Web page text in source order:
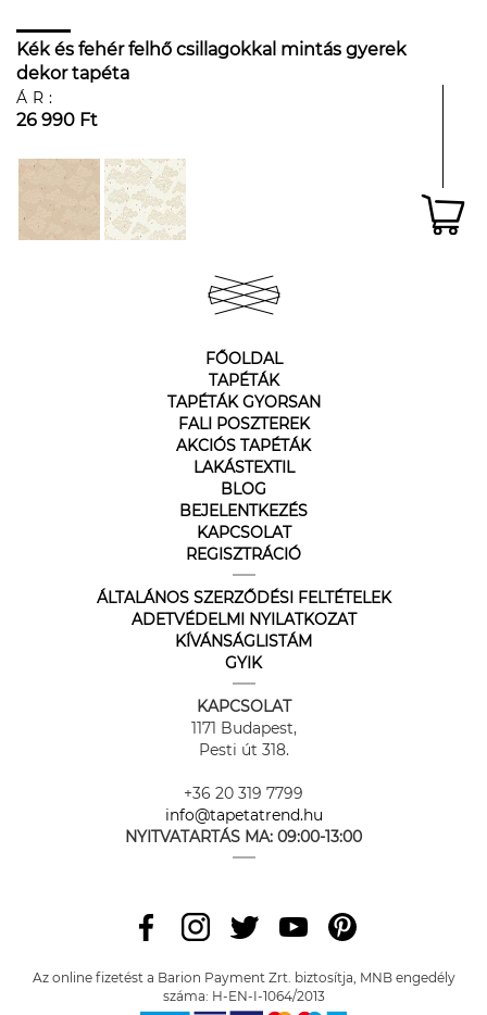
Kék és fehér felhő csillagokkal mintás gyerek
dekor tapéta
ÁR:
26 990 Ft
FŐOLDAL
TAPÉTÁK
TAPÉTÁK GYORSAN
FALI POSZTEREK
AKCIÓS TAPÉTÁK
LAKÁSTEXTIL
BLOG
BEJELENTKEZÉS
KAPCSOLAT
REGISZTRÁCIÓ
ÁLTALÁNOS SZERZŐDÉSI FELTÉTELEK
ADETVÉDELMI NYILATKOZAT
KÍVÁNSÁGLISTÁM
GYIK
KAPCSOLAT
1171 Budapest,
Pesti út 318.
+36 20 319 7799
info@tapetatrend.hu
NYITVATARTÁS MA: 09:00-13:00
Az online fizetést a Barion Payment Zrt. biztosítja, MNB engedély
száma: H-EN-I-1064/2013